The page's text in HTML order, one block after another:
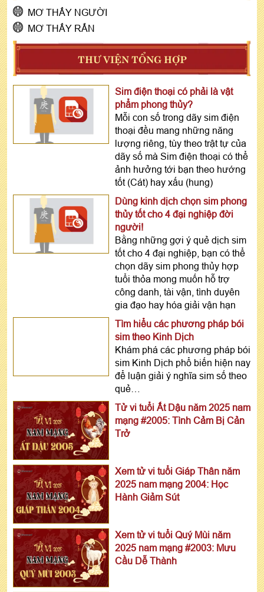
MƠ THẤY NGƯỜI
MƠ THẤY RẮN
THƯ VIỆN TỔNG HỢP
Sim điện thoại có phải là vật
phẩm phong thủy?
Mỗi con số trong dãy sim điện
thoại đều mang những năng
lượng riêng, tùy theo trật tự của
dãy số mà Sim điện thoại có thể
ảnh hưởng tới bạn theo hướng
tốt (Cát) hay xấu (hung)
Dùng kinh dịch chọn sim phong
thủy tốt cho 4 đại nghiệp đời
người!
Bằng những gợi ý quẻ dịch sim
tốt cho 4 đại nghiệp, bạn có thể
chọn dãy sim phong thủy hợp
tuổi thỏa mong muốn hỗ trợ
công danh, tài vận, tình duyên
gia đạo hay hóa giải vận hạn
Tìm hiểu các phương pháp bói
sim theo Kinh Dịch
Khám phá các phương pháp bói
sim Kinh Dịch phổ biến hiện nay
để luận giải ý nghĩa sim số theo
quẻ…
Tử vi tuổi Ất Dậu năm 2025 nam
mạng #2005: Tình Cảm Bị Cản
Trở
Xem tử vi tuổi Giáp Thân năm
2025 nam mạng 2004: Học
Hành Giảm Sút
Xem tử vi tuổi Quý Mùi năm
2025 nam mạng #2003: Mưu
Cầu Dễ Thành